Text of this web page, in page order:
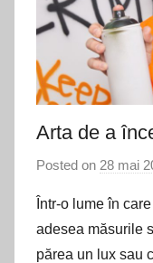
Arta de a
Posted on 28 mai
Într-o lume în
adesea măsurile
părea un lux sau